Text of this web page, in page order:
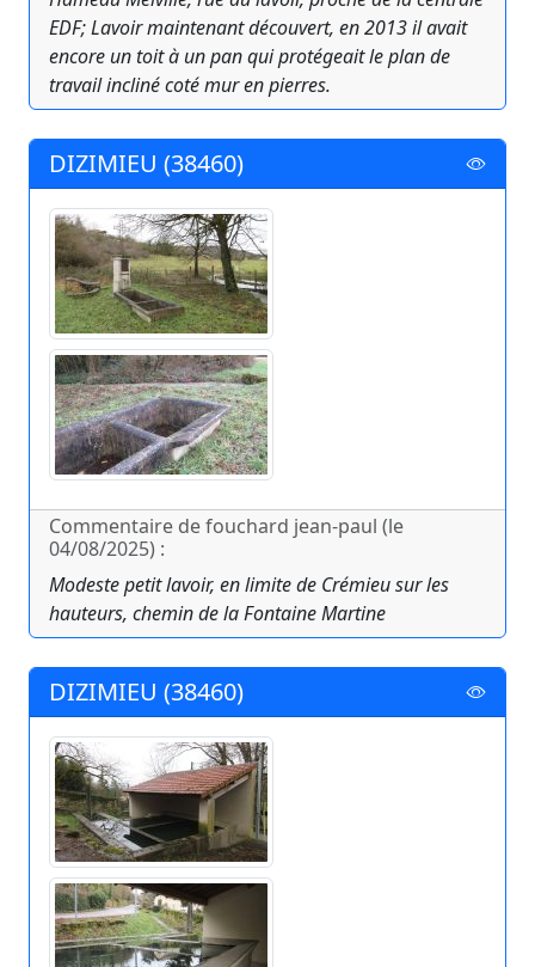
EDF; Lavoir maintenant découvert, en 2013 il avait
encore un toit à un pan qui protégeait le plan de
travail incliné coté mur en pierres.
DIZIMIEU (38460)
Commentaire de fouchard jean-paul (le
04/08/2025) :
Modeste petit lavoir, en limite de Crémieu sur les
hauteurs, chemin de la Fontaine Martine
DIZIMIEU (38460)